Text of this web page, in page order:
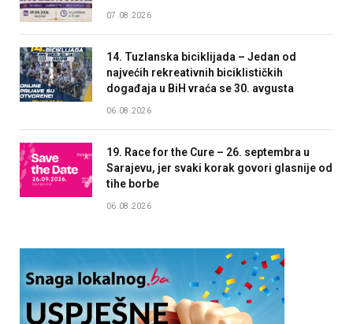
07.08.2026
14. Tuzlanska biciklijada – Jedan od
najvećih rekreativnih biciklističkih
događaja u BiH vraća se 30. avgusta
06.08.2026
19. Race for the Cure – 26. septembra u
Sarajevu, jer svaki korak govori glasnije od
tihe borbe
06.08.2026